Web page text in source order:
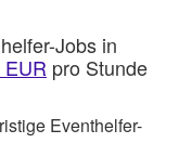
Jobs in
pro Stunde
Eventhelfer-